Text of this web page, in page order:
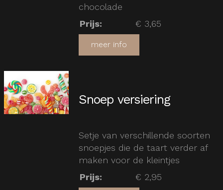
chocolade
Prijs: € 3,65
meer info
Snoep versiering
Setje van verschillende soorten
snoepjes die de taart verder af
maken voor de kleintjes
Prijs: € 2,95